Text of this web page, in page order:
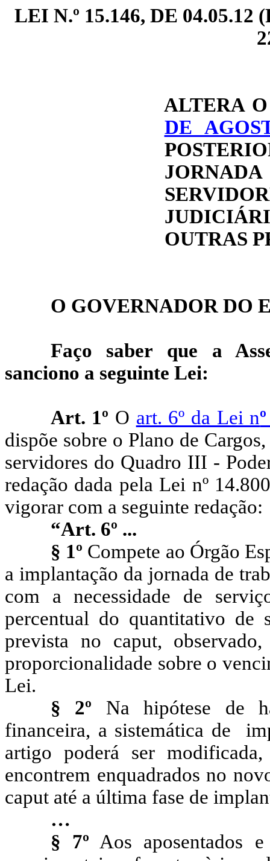
LEI N.º 15.146, DE 04.05.12
ALTERA
DE
OUTRAS
O GOVERNADOR DO
Faço saber que a
sanciono a seguinte Lei:
Art. 1º O art. 6º da Lei n
dispõe sobre o Plano de
servidores do Quadro III -
redação dada pela Lei nº
vigorar com a seguinte redação:
“Art. 6º ...
§ 1º Compete ao Órgão
a implantação da jornada de
com a necessidade de
percentual do quantitativo de
prevista no caput,
proporcionalidade sobre o
Lei.
§ 2º Na hipótese de
financeira, a sistemática de
artigo poderá ser
encontrem enquadrados no
caput até a última fase de
…
§ 7º Aos aposentados